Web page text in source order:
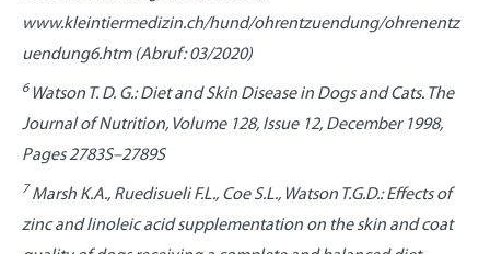
www.kleintiermedizin.ch/hund/ohrentzuendung/ohrenentz
uendung6.htm (Abruf: 03/2020)
6Watson T. D. G.: Diet and Skin Disease in Dogs and Cats. The
Journal of Nutrition, Volume 128, Issue 12, December 1998,
Pages 2783S–2789S
7Marsh K.A., Ruedisueli F.L., Coe S.L., Watson T.G.D.: Effects of
zinc and linoleic acid supplementation on the skin and coat